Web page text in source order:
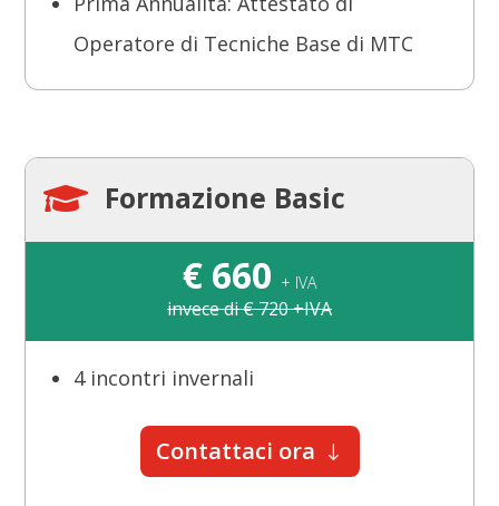
Operatore di Tecniche Base di MTC
 Formazione Basic
€ 660 + IVA
invece di € 720 +IVA
4 incontri invernali
Contattaci ora